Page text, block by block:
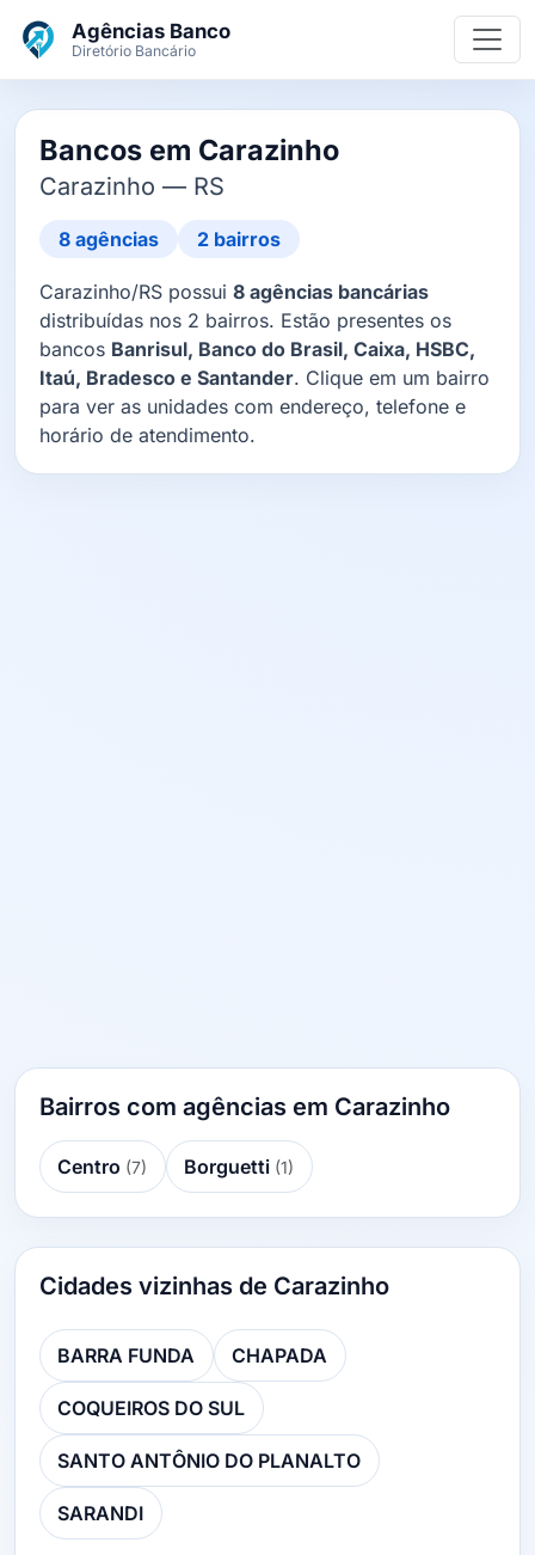
Agências Banco
Diretório Bancário
Bancos em Carazinho
Carazinho — RS
8 agências 2 bairros
Carazinho/RS possui 8 agências bancárias
distribuídas nos 2 bairros. Estão presentes os
bancos Banrisul, Banco do Brasil, Caixa, HSBC,
Itaú, Bradesco e Santander. Clique em um bairro
para ver as unidades com endereço, telefone e
horário de atendimento.
Bairros com agências em Carazinho
Centro (7) Borguetti (1)
Cidades vizinhas de Carazinho
BARRA FUNDA CHAPADA
COQUEIROS DO SUL
SANTO ANTÔNIO DO PLANALTO
SARANDI